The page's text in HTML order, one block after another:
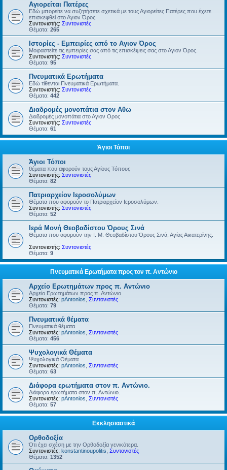
Αγιορείται Πατέρες
Εδώ μπορείτε να συζητήσετε σχετικά με τους Αγιορείτες Πατέρες που έχετε
επισκεφθεί στο Αγιον Όρος
Συντονιστής: Συντονιστές
Θέματα: 265
Ιστορίες - Εμπειρίες από το Αγιον Όρος
Μοιραστείτε τις εμπειρίες σας από τις επισκέψεις σας στο Αγιον Όρος.
Συντονιστής: Συντονιστές
Θέματα: 95
Πνευματικά Ερωτήματα
Εδώ τίθενται Πνευματικά Ερωτήματα.
Συντονιστής: Συντονιστές
Θέματα: 442
Διαδρομές μονοπάτια στον Αθω
Διαδρομές μονοπάτια στο Αγιον Ορος
Συντονιστής: Συντονιστές
Θέματα: 61
Άγιοι Τόποι
Άγιοι Τόποι
θέματα που αφορούν τους Αγίους Τόπους
Συντονιστής: Συντονιστές
Θέματα: 82
Πατριαρχείον Ιεροσολύμων
Θέματα που αφορούν το Πατριαρχείον Ιεροσολύμων.
Συντονιστής: Συντονιστές
Θέματα: 52
Ιερά Μονή Θεοβαδίστου Όρους Σινά
Θέματα που αφορούν την Ι. Μ. Θεοβαδίστου Όρους Σινά, Αγίας Αικατερίνης.
Συντονιστής: Συντονιστές
Θέματα: 9
Πνευματικά Ερωτήματα προς τον π. Αντώνιο
Αρχείο Ερωτημάτων προς π. Αντώνιο
Αρχείο Ερωτημάτων προς π. Αντώνιο
Συντονιστές: pAntonios Συντονιστές
Θέματα: 79
Πνευματικά θέματα
Πνευματικά θέματα
Συντονιστές: pAntonios Συντονιστές
Θέματα: 456
Ψυχολογικά Θέματα
Ψυχολογικά Θέματα
Συντονιστές: pAntonios Συντονιστές
Θέματα: 63
Διάφορα ερωτήματα στον π. Αντώνιο.
Διάφορα ερωτήματα στον π. Αντώνιο.
Συντονιστές: pAntonios Συντονιστές
Θέματα: 57
Εκκλησιαστικά
Ορθοδοξία
Ότι έχει σχέση με την Ορθοδοξία γενικότερα.
Συντονιστές: konstantinoupolitis Συντονιστές
Θέματα: 1352